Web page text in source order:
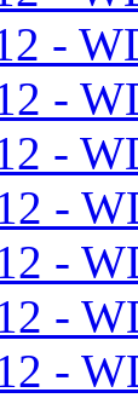
-
-
-
-
-
-
-